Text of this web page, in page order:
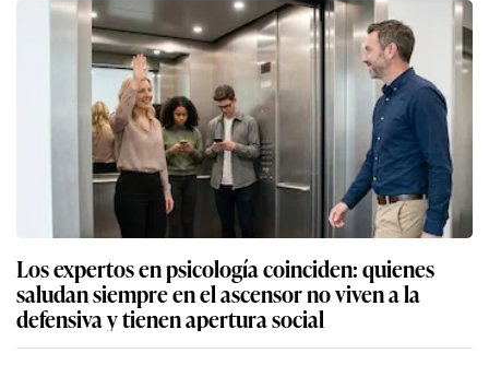
Los expertos en psicología coinciden: quienes
saludan siempre en el ascensor no viven a la
defensiva y tienen apertura social